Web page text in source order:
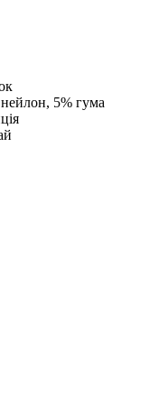
5% гума